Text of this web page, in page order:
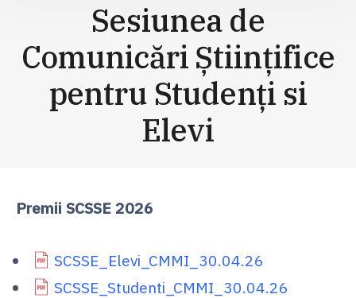
Sesiunea de
Comunicări Științifice
pentru Studenți si
Elevi
Premii SCSSE 2026
SCSSE_Elevi_CMMI_30.04.26
SCSSE_Studenti_CMMI_30.04.26